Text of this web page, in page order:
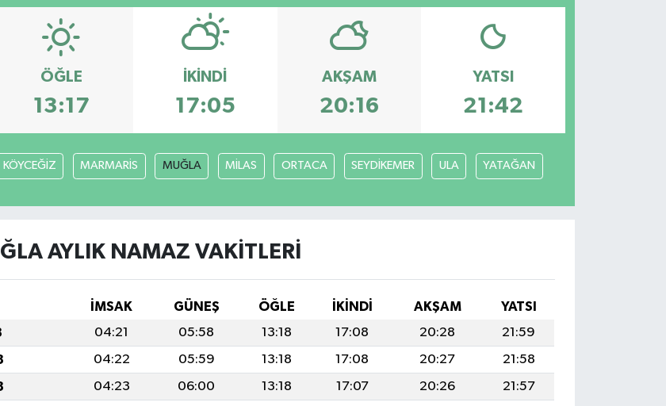
ÖĞLE
13:17
İKINDI
17:05
AKŞAM
20:16
YATSI
21:42
KÖYCEĞİZ MARMARİS MUĞLA MİLAS ORTACA SEYDİKEMER ULA YATAĞAN
AYLIK NAMAZ VAKITLERI
İMSAK GÜNEŞ ÖĞLE İKINDI AKŞAM
YATSI
04:21 05:58 13:18 17:08 20:28
21:59
04:22 05:59 13:18 17:08 20:27
21:58
04:23 06:00 13:18 17:07 20:26
21:57